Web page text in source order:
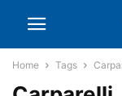
Home Tags